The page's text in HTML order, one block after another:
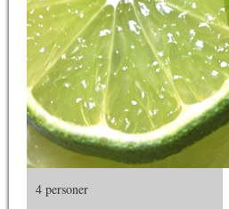
4 personer